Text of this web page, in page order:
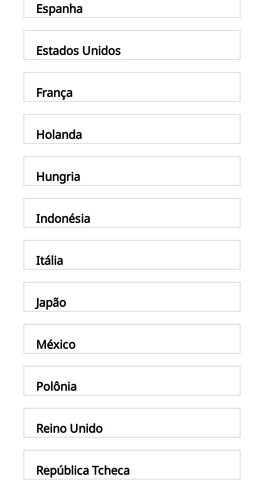
Espanha
Estados Unidos
França
Holanda
Hungria
Indonésia
Itália
Japão
México
Polônia
Reino Unido
República Tcheca